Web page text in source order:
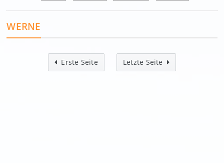
WERNE
Erste Seite Letzte Seite